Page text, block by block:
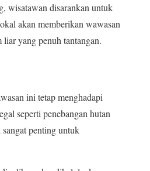
wisatawan disarankan untuk
akan memberikan wawasan
liar yang penuh tantangan.
ini tetap menghadapi
seperti penebangan hutan
penting untuk